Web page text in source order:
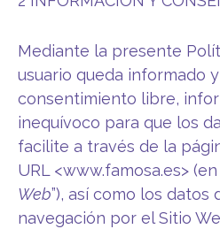
Mediante la presente
usuario queda informado
consentimiento libre,
inequívoco para que los
facilite a través de la
URL <www.famosa.es>
Web”), así como los datos
navegación por el Sitio